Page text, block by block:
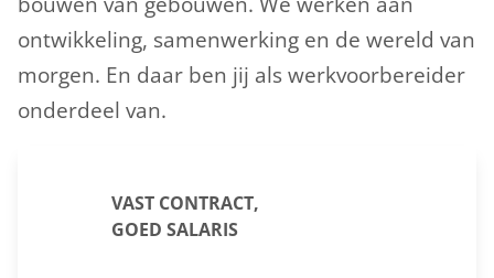
ontwikkeling, samenwerking en de wereld van
morgen. En daar ben jij als werkvoorbereider
onderdeel van.
VAST CONTRACT,
GOED SALARIS